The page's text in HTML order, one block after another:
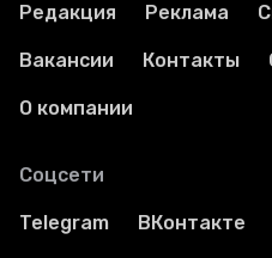
Редакция Реклама
Вакансии Контакты
О компании
Соцсети
Telegram ВКонтакте